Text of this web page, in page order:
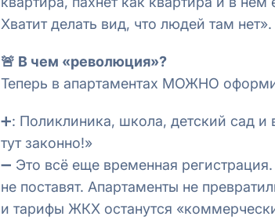
Хватит делать вид, что людей там нет».
🚨 В чем «революция»?
Теперь в апартаментах МОЖНО
➕: Поликлиника, школа, детский сад
тут законно!»
➖ Это всё еще временная
не поставят. Апартаменты не
и тарифы ЖКХ останутся